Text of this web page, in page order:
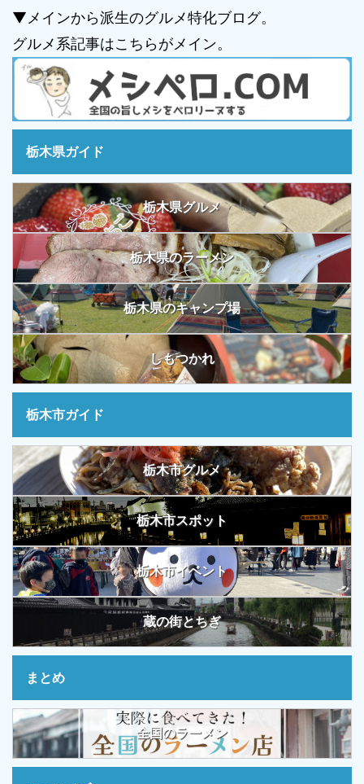
▼メインから派生のグルメ特化ブログ。
グルメ系記事はこちらがメイン。
栃木県ガイド
栃木県グルメ
栃木県のラーメン
栃木県のキャンプ場
しもつかれ
栃木市ガイド
栃木市グルメ
栃木市スポット
栃木市イベント
蔵の街とちぎ
まとめ
全国のラーメン